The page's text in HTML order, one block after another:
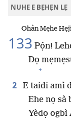
NUHE E BẸHẸN LẸ
Ohàn Mẹhe
133 Pọ́n!
Dọ
+
2 E taidi amì
Ehe nọ sà
Yèdọ ogbì